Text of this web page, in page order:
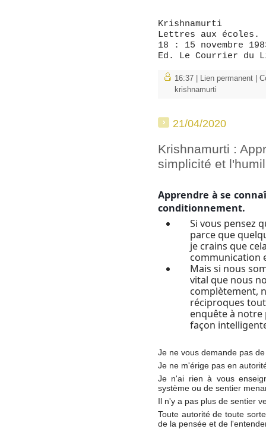
Krishnamurti
Lettres aux écoles.
18 : 15 novembre
Ed. Le Courrier du
16:37 | Lien permanent
krishnamurti
21/04/2020
Krishnamurti :
simplicité et
Apprendre à se
conditionnement.
Si vous pensez
parce que
je crains que
communication
Mais si nous
vital que nous
complètement,
réciproques
enquête à
façon
Je ne vous demande pas
Je ne m'érige pas en
Je n'ai rien à vous
système ou de sentier
Il n'y a pas plus de sentier
Toute autorité de toute
de la pensée et de